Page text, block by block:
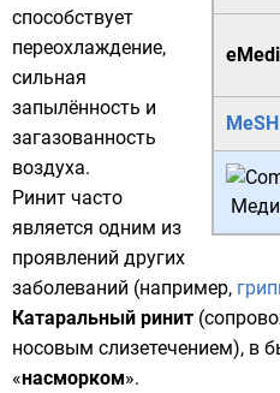
MeSH
способствует
переохлаждение,
сильная
запылённость и
загазованность
воздуха.
Ринит часто
является одним из
проявлений других
заболеваний (например,
Катаральный ринит
носовым слизетечением), в
«насморком».